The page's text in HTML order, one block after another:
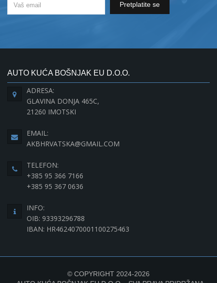
Pretplatite se
AUTO KUĆA BOŠNJAK EU D.O.O.
ADRESA:
GLAVINA DONJA 465C,
21260 IMOTSKI
EMAIL:
AKBHRVATSKA@GMAIL.COM
TELEFON:
+385 95 366 7166
+385 95 367 0636
INFO:
OIB: 93393296788
IBAN: HR4624070001100275463
© COPYRIGHT 2024-2026